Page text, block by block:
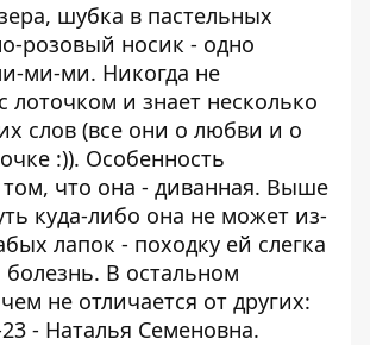
шубка в пастельных
розовый носик - одно
ми-ми. Никогда не
лоточком и знает несколько
слов (все они о любви и о
:)). Особенность
что она - диванная. Выше
куда-либо она не может из-
лапок - походку ей слегка
В остальном
не отличается от других:
- Наталья Семеновна.